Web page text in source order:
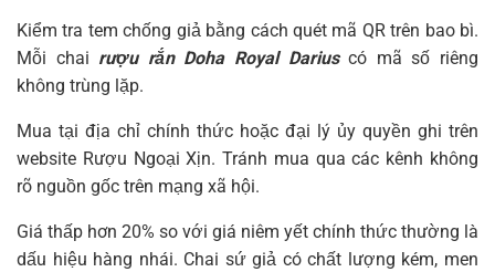
Kiểm tra tem chống giả bằng cách quét mã QR trên bao bì.
Mỗi chai rượu rắn Doha Royal Dariuscó mã số riêng
không trùng lặp.
Mua tại địa chỉ chính thức hoặc đại lý ủy quyền ghi trên
website Rượu Ngoại Xịn. Tránh mua qua các kênh không
rõ nguồn gốc trên mạng xã hội.
Giá thấp hơn 20% so với giá niêm yết chính thức thường là
dấu hiệu hàng nhái. Chai sứ giả có chất lượng kém, men